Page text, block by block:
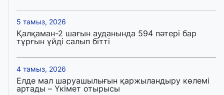
5 тамыз, 2026
Қалқаман-2 шағын ауданында 594 пәтері бар
тұрғын үйді салып бітті
4 тамыз, 2026
Елде мал шаруашылығын қаржыландыру көлемі
артады – Үкімет отырысы